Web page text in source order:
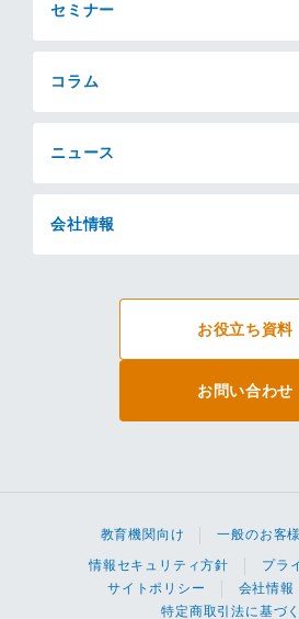
セミナー
コラム
ニュース
会社情報
お役立ち資料
お問い合わせ
教育機関向け 一般のお客様
情報セキュリティ方針
プラ
サイトポリシー
会社情報
特定商取引法に基づ